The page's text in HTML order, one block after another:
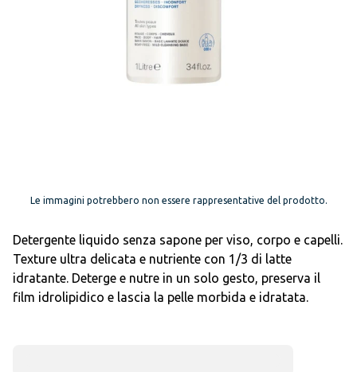
Le immagini potrebbero non essere rappresentative del prodotto.
Detergente liquido senza sapone per viso, corpo e capelli.
Texture ultra delicata e nutriente con 1/3 di latte
idratante. Deterge e nutre in un solo gesto, preserva il
film idrolipidico e lascia la pelle morbida e idratata.